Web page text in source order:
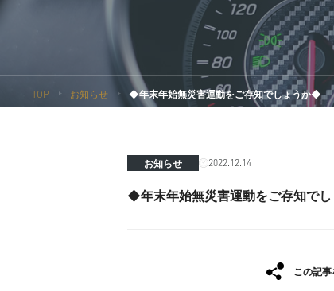
TOP お知らせ ◆年末年始無災害運動をご存知でしょうか◆
お知らせ 2022.12.14
◆年末年始無災害運動をご存知で
この記